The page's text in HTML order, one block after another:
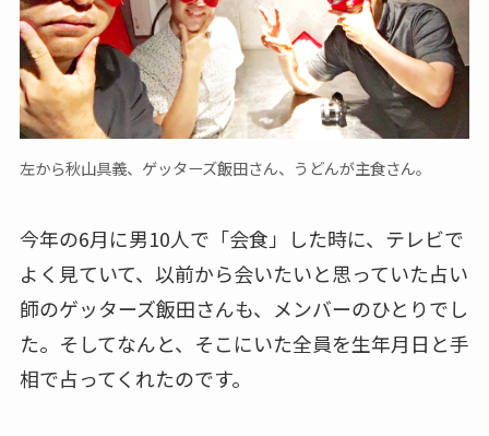
左から秋山具義、ゲッターズ飯田さん、うどんが主食さん。
今年の6月に男10人で「会食」した時に、テレビで
よく見ていて、以前から会いたいと思っていた占い
師のゲッターズ飯田さんも、メンバーのひとりでし
た。そしてなんと、そこにいた全員を生年月日と手
相で占ってくれたのです。